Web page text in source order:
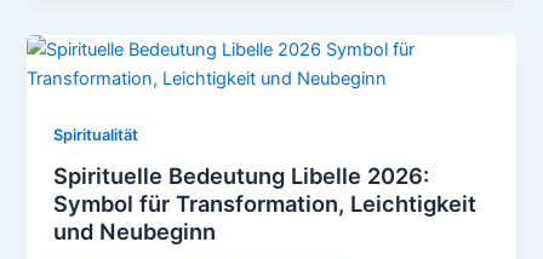
Spiritualität
Spirituelle Bedeutung Libelle 2026:
Symbol für Transformation, Leichtigkeit
und Neubeginn